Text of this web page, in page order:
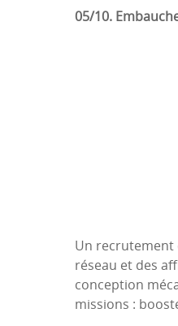
05/10.
Un recrutement
réseau et des
conception
missions :